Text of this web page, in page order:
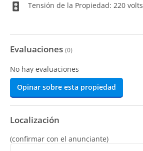
Tensión de la Propiedad: 220 volts
Evaluaciones (0)
No hay evaluaciones
Opinar sobre esta propiedad
Localización
(confirmar con el anunciante)